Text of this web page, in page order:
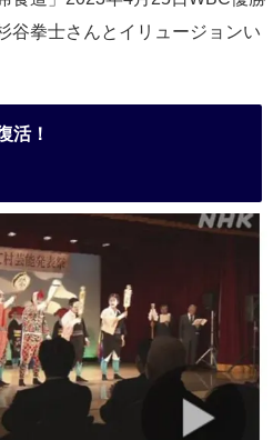
谷拳士さんとイリュージョンい
活！